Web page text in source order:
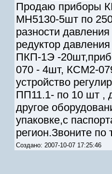
Продаю приборы
МН5130-5шт по
разности
редуктор
ПКП-1Э -
070 - 4шт, КСМ2-
устройство
ПП11.1- по 10 шт ,
другое
упаковке,с
регион.Звоните по
Создано: 2007-10-07 17:25:46